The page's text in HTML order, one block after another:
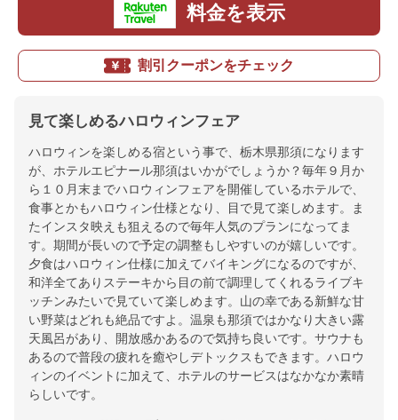
料金を表示
割引クーポンをチェック
見て楽しめるハロウィンフェア
ハロウィンを楽しめる宿という事で、栃木県那須になります
が、ホテルエピナール那須はいかがでしょうか？毎年９月か
ら１０月末までハロウィンフェアを開催しているホテルで、
食事とかもハロウィン仕様となり、目で見て楽しめます。ま
たインスタ映えも狙えるので毎年人気のプランになってま
す。期間が長いので予定の調整もしやすいのが嬉しいです。
夕食はハロウィン仕様に加えてバイキングになるのですが、
和洋全てありステーキから目の前で調理してくれるライブキ
ッチンみたいで見ていて楽しめます。山の幸である新鮮な甘
い野菜はどれも絶品ですよ。温泉も那須ではかなり大きい露
天風呂があり、開放感かあるので気持ち良いです。サウナも
あるので普段の疲れを癒やしデトックスもできます。ハロウ
ィンのイベントに加えて、ホテルのサービスはなかなか素晴
らしいです。